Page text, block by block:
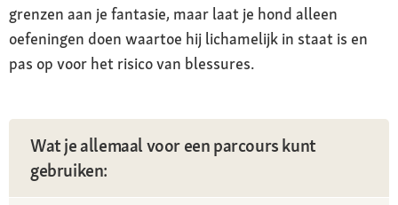
grenzen aan je fantasie, maar laat je hond alleen
oefeningen doen waartoe hij lichamelijk in staat is en
pas op voor het risico van blessures.
Wat je allemaal voor een parcours kunt
gebruiken: